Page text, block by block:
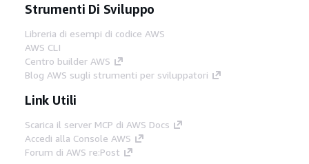
Strumenti Di Sviluppo
Libreria di esempi di codice AWS
AWS CLI
Centro builder AWS
Blog AWS sugli strumenti per sviluppatori
Link Utili
Scarica il server MCP di AWS Docs
Accedi alla Console AWS
Forum di AWS re:Post